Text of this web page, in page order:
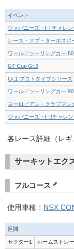
イベント
ジャパニーズ・FFチャレン
レース・オブ・ターボスポ
ワールドツーリングカー
GT Cup Gr.3
Gr.1 プロトタイプシリーズ
ワールドツーリングカー
ヨーロピアン・クラブマン
ジャパニーズ・FRチャレ
各レース詳細（レ
サーキットエク
フルコース
使用車種： NSX
区間
セクター1 ホームストレ